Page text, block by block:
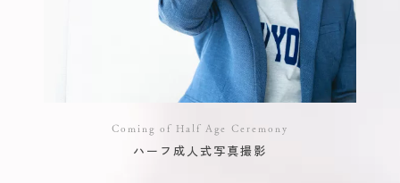
Coming of Half Age Ceremony
ハーフ成人式写真撮影